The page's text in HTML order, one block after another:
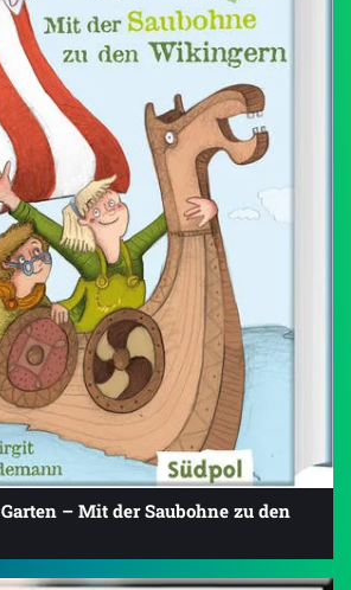
– Mit der Saubohne zu den